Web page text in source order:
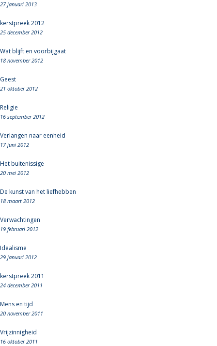
27 januari 2013
kerstpreek 2012
25 december 2012
Wat blijft en voorbijgaat
18 november 2012
Geest
21 oktober 2012
Religie
16 september 2012
Verlangen naar eenheid
17 juni 2012
Het buitenissige
20 mei 2012
De kunst van het liefhebben
18 maart 2012
Verwachtingen
19 februari 2012
Idealisme
29 januari 2012
kerstpreek 2011
24 december 2011
Mens en tijd
20 november 2011
Vrijzinnigheid
16 oktober 2011